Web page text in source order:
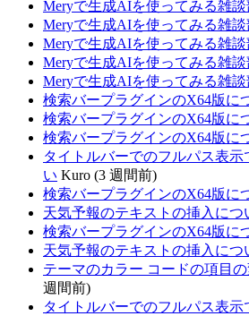
Meryで生成AIを使ってみる雑談
Meryで生成AIを使ってみる雑談
Meryで生成AIを使ってみる雑談
Meryで生成AIを使ってみる雑談
Meryで生成AIを使ってみる雑談
検索バープラグインのX64版に
検索バープラグインのX64版に
検索バープラグインのX64版に
タイトルバーでのフルパス表
い Kuro (3 週間前)
検索バープラグインのX64版に
天気予報のテキストの挿入につ
検索バープラグインのX64版に
天気予報のテキストの挿入につ
テーマのカラー コードの項目
週間前)
タイトルバーでのフルパス表